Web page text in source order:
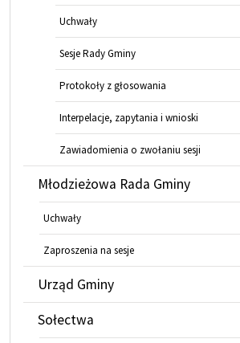
Uchwały
Sesje Rady Gminy
Protokoły z głosowania
Interpelacje, zapytania i wnioski
Zawiadomienia o zwołaniu sesji
Młodzieżowa Rada Gminy
Uchwały
Zaproszenia na sesje
Urząd Gminy
Sołectwa